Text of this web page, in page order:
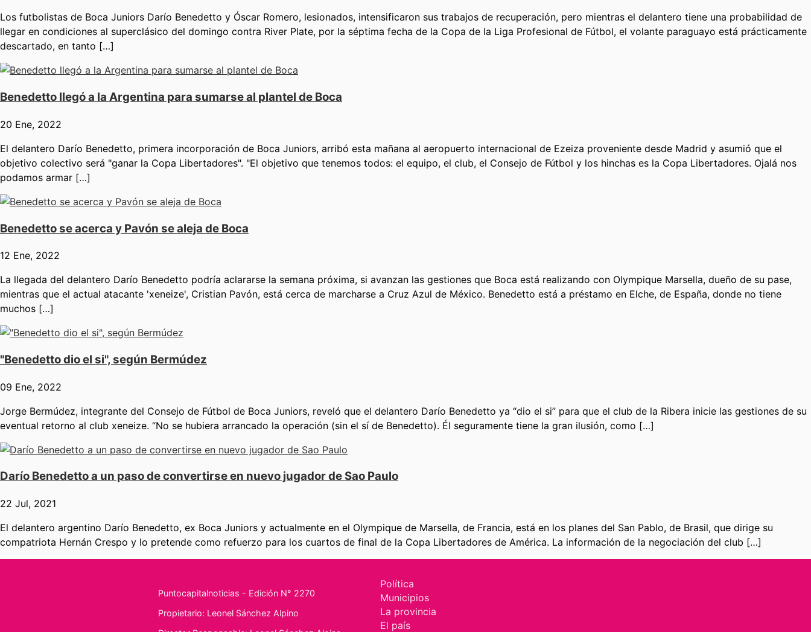
Los futbolistas de Boca Juniors Darío Benedetto y Óscar Romero, lesionados, intensificaron sus trabajos de recuperación, pero mientras el delantero tiene una probabilidad de
llegar en condiciones al superclásico del domingo contra River Plate, por la séptima fecha de la Copa de la Liga Profesional de Fútbol, el volante paraguayo está prácticamente
descartado, en tanto […]
Benedetto llegó a la Argentina para sumarse al plantel de Boca
20 Ene, 2022
El delantero Darío Benedetto, primera incorporación de Boca Juniors, arribó esta mañana al aeropuerto internacional de Ezeiza proveniente desde Madrid y asumió que el
objetivo colectivo será "ganar la Copa Libertadores". "El objetivo que tenemos todos: el equipo, el club, el Consejo de Fútbol y los hinchas es la Copa Libertadores. Ojalá nos
podamos armar […]
Benedetto se acerca y Pavón se aleja de Boca
12 Ene, 2022
La llegada del delantero Darío Benedetto podría aclararse la semana próxima, si avanzan las gestiones que Boca está realizando con Olympique Marsella, dueño de su pase,
mientras que el actual atacante 'xeneize', Cristian Pavón, está cerca de marcharse a Cruz Azul de México. Benedetto está a préstamo en Elche, de España, donde no tiene
muchos […]
"Benedetto dio el si", según Bermúdez
09 Ene, 2022
Jorge Bermúdez, integrante del Consejo de Fútbol de Boca Juniors, reveló que el delantero Darío Benedetto ya “dio el si” para que el club de la Ribera inicie las gestiones de su
eventual retorno al club xeneize. “No se hubiera arrancado la operación (sin el sí de Benedetto). Él seguramente tiene la gran ilusión, como […]
Darío Benedetto a un paso de convertirse en nuevo jugador de Sao Paulo
22 Jul, 2021
El delantero argentino Darío Benedetto, ex Boca Juniors y actualmente en el Olympique de Marsella, de Francia, está en los planes del San Pablo, de Brasil, que dirige su
compatriota Hernán Crespo y lo pretende como refuerzo para los cuartos de final de la Copa Libertadores de América. La información de la negociación del club […]
Puntocapitalnoticias - Edición N° 2270
Propietario: Leonel Sánchez Alpino
Política
Municipios
La provincia
El país